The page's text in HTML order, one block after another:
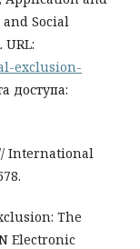
Social
exclusion-
доступа:
International
The
Electronic